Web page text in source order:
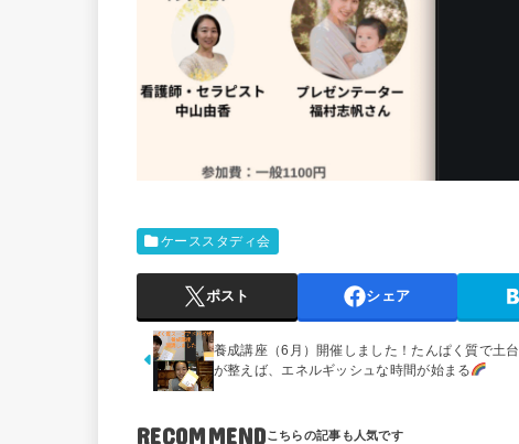
ケーススタディ会
ポスト シェア
養成講座（6月）開催しました！たんぱく質で土台
が整えば、エネルギッシュな時間が始まる
RECOMMEND